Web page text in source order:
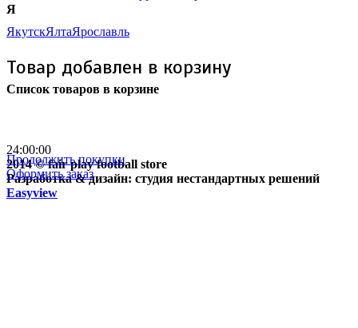
Я
ЯкутскЯлтаЯрославль
Товар добавлен в корзину
Список товаров в корзине
Продолжить покупки
Оформить заказ
24:00:00
2014 © fair play football store
Разработка & дизайн: студия нестандартных решений
Easyview